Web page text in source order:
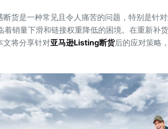
断货是一种常见且令人痛苦的问题，特别是针
销量下滑和链接权重降低的困境。在重新补
文将分享针对亚马逊Listing断货后的应对策略